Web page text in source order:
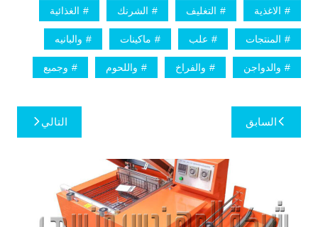
الاغذية التغليف الشرنك الغذائية
المنتجات علب ماكينات والبانيه
والدواجن والفراخ واللحوم وجميع
تصفّح
المقالات
السابق التالي